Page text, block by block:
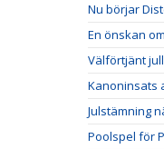
Nu börjar
En önskan
Välförtjänt
Kanoninsats
Julstämning
Poolspel för